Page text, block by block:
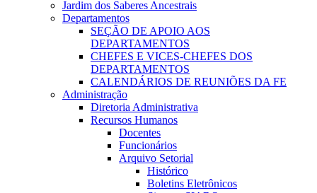
Jardim dos Saberes Ancestrais
Departamentos
SEÇÃO DE APOIO AOS
DEPARTAMENTOS
CHEFES E VICES-CHEFES DOS
DEPARTAMENTOS
CALENDÁRIOS DE REUNIÕES DA FE
Administração
Diretoria Administrativa
Recursos Humanos
Docentes
Funcionários
Arquivo Setorial
Histórico
Boletins Eletrônicos